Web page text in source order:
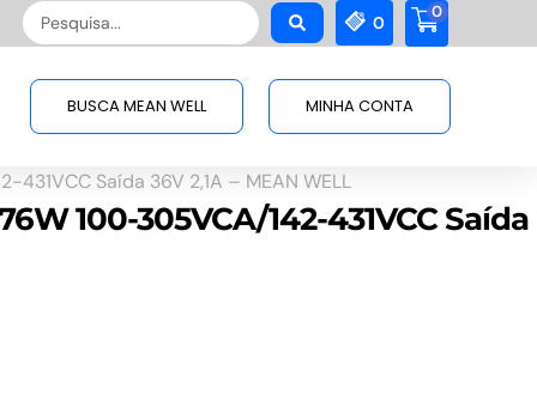
Pesquisar
...
0
0
BUSCA MEAN WELL MINHA CONTA
Saída 36V 2,1A – MEAN WELL
100-305VCA/142-431VCC Saída